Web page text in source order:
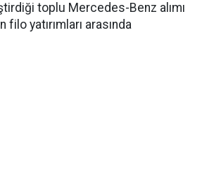
toplu Mercedes-Benz alımı
filo yatırımları arasında